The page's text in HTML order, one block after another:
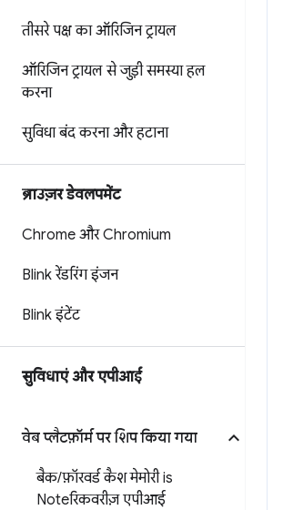
तीसरे पक्ष का ऑरिजिन ट्रायल
ऑरिजिन ट्रायल से जुड़ी समस्या हल
करना
सुविधा बंद करना और हटाना
ब्राउज़र डेवलपमेंट
Chrome और Chromium
Blink रेंडरिंग इंजन
Blink इंटेंट
सुविधाएं और एपीआई
वेब प्लैटफ़ॉर्म पर शिप किया गया
बैक/फ़ॉरवर्ड कैश मेमोरी is
Noteरिकवरीज़ एपीआई